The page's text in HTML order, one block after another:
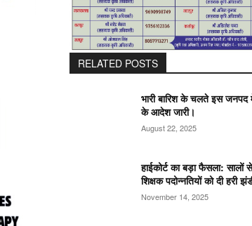
RELATED POSTS
भारी बारिश के चलते इस जनपद
के आदेश जारी।
August 22, 2025
हाईकोर्ट का बड़ा फैसला: सालों
शिक्षक पदोन्नतियों को दी हरी
November 14, 2025